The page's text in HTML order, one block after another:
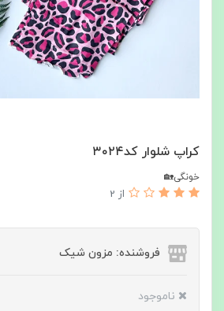
کراپ شلوار کد۳۰۲۴
خونگی🏡
از 2
فروشنده: مزون شیک
ناموجود